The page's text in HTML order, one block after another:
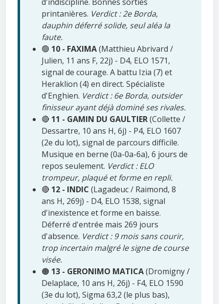
printanières. Verdict : 2e Borda,
dauphin déferré solide, seul aléa la
faute.
🟢 10 - FAXIMA(Matthieu Abrivard /
Julien, 11 ans F, 22j) - D4, ELO 1571,
signal de courage. A battu Izia (7) et
Heraklion (4) en direct. Spécialiste
d'Enghien. Verdict : 6e Borda, outsider
finisseur ayant déjà dominé ses rivales.
🔴 11 - GAMIN DU GAULTIER(Collette /
Dessartre, 10 ans H, 6j) - P4, ELO 1607
(2e du lot), signal de parcours difficile.
Musique en berne (0a-0a-6a), 6 jours de
repos seulement. Verdict : ELO
trompeur, plaqué et forme en repli.
🔴 12 - INDIC (Lagadeuc / Raimond, 8
ans H, 269j) - D4, ELO 1538, signal
d'inexistence et forme en baisse.
Déferré d'entrée mais 269 jours
d'absence. Verdict : 9 mois sans courir,
trop incertain malgré le signe de course
visée.
🟠 13 - GERONIMO MATICA(Dromigny /
Delaplace, 10 ans H, 26j) - F4, ELO 1590
(3e du lot), Sigma 63,2 (le plus bas),